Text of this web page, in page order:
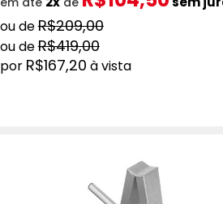
R$209,00
R$419,00
R$167,20 à vista